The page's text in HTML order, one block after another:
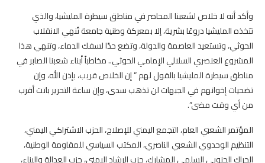
وأكد أنه لا خلاص لشعبنا المحاصر في مناطق سيطرة المليشيا، والذي
تتخذه المليشيا دروعًا بشرية، إلا بمعركة وطنية جامعة تُنهي الانقلاب
الحوثي، وتستعيد العاصمة والدولة، وتضع حدًا لسفك الدماء، وتنهي هذا
المشروع العنصري السلالي الإمامي الحوثي.. مخاطباً أبناء شعبنا الصابر في
مناطق سيطرة المليشيا بالقول لهم ” إن الخلاص قريب، بإذن الله، وإن
تضحيات إخوانهم في الجبهات لن تذهب سدى، وإن ساعة التحرير باتت أقرب
من أي وقت مضى”.
‏المؤتمر الشعبي العام، التجمع اليمني للإصلاح، الحزب الاشتراكي اليمني،
التنظيم الوحدوي الشعبي الناصري، المكتب السياسي للمقاومة الوطنية،
الحراك الجنوبي السلمي المشارك، حزب الرشاد اليمني، حزب العدالة والبناء،